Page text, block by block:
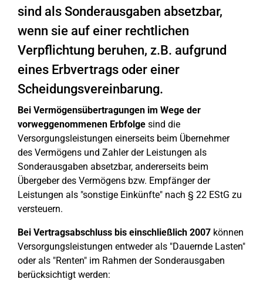
sind als Sonderausgaben absetzbar,
wenn sie auf einer rechtlichen
Verpflichtung beruhen, z.B. aufgrund
eines Erbvertrags oder einer
Scheidungsvereinbarung.
Bei Vermögensübertragungen im Wege der
vorweggenommenen Erbfolge sind die
Versorgungsleistungen einerseits beim Übernehmer
des Vermögens und Zahler der Leistungen als
Sonderausgaben absetzbar, andererseits beim
Übergeber des Vermögens bzw. Empfänger der
Leistungen als "sonstige Einkünfte" nach § 22 EStG zu
versteuern.
Bei Vertragsabschluss bis einschließlich 2007 können
Versorgungsleistungen entweder als "Dauernde Lasten"
oder als "Renten" im Rahmen der Sonderausgaben
berücksichtigt werden: